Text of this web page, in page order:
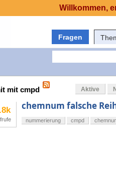
Fragen
mit cmpd Aktive
chemnum falsche
nummerierung cmpd
Willkommen,